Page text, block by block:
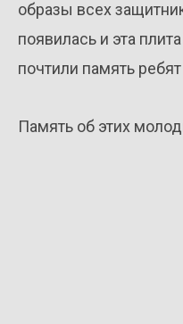
образы всех
появилась и эта
почтили память
Память об этих